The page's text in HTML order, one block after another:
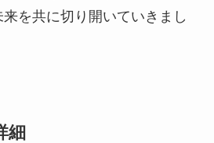
を共に切り開いていきまし
細